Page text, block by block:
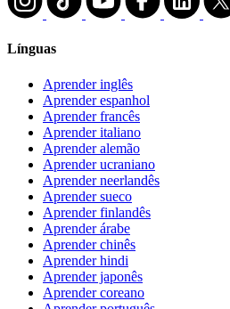
Línguas
Aprender inglês
Aprender espanhol
Aprender francês
Aprender italiano
Aprender alemão
Aprender ucraniano
Aprender neerlandês
Aprender sueco
Aprender finlandês
Aprender árabe
Aprender chinês
Aprender hindi
Aprender japonês
Aprender coreano